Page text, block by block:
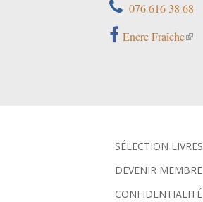
076 616 38 68
Encre Fraîche
SÉLECTION LIVRES
DEVENIR MEMBRE
CONFIDENTIALITÉ